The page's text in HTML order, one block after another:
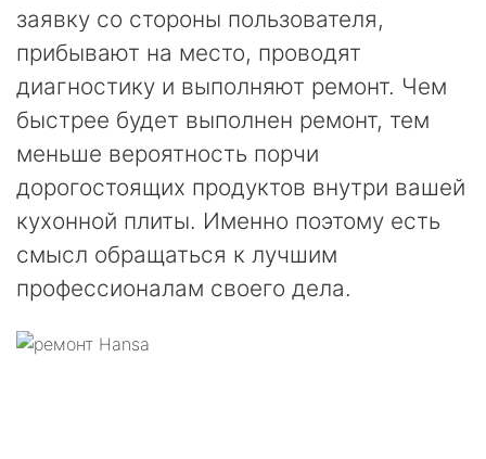
заявку со стороны пользователя,
прибывают на место, проводят
диагностику и выполняют ремонт. Чем
быстрее будет выполнен ремонт, тем
меньше вероятность порчи
дорогостоящих продуктов внутри вашей
кухонной плиты. Именно поэтому есть
смысл обращаться к лучшим
профессионалам своего дела.